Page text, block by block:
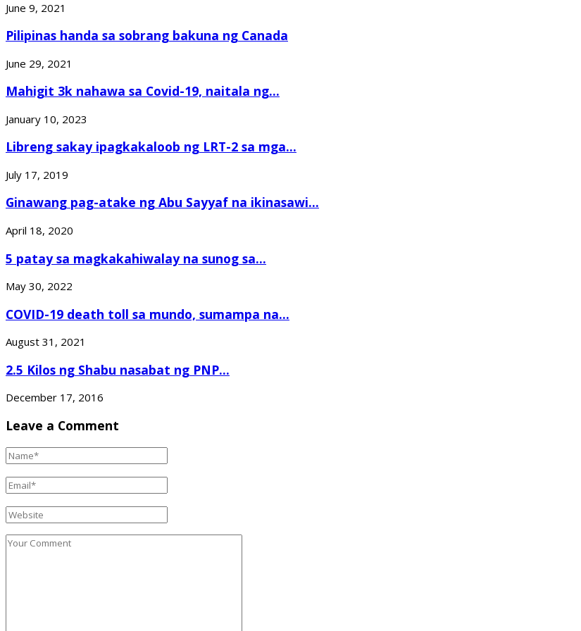
June 9, 2021
Pilipinas handa sa sobrang bakuna ng Canada
June 29, 2021
Mahigit 3k nahawa sa Covid-19, naitala ng...
January 10, 2023
Libreng sakay ipagkakaloob ng LRT-2 sa mga...
July 17, 2019
Ginawang pag-atake ng Abu Sayyaf na ikinasawi...
April 18, 2020
5 patay sa magkakahiwalay na sunog sa...
May 30, 2022
COVID-19 death toll sa mundo, sumampa na...
August 31, 2021
2.5 Kilos ng Shabu nasabat ng PNP...
December 17, 2016
Leave a Comment